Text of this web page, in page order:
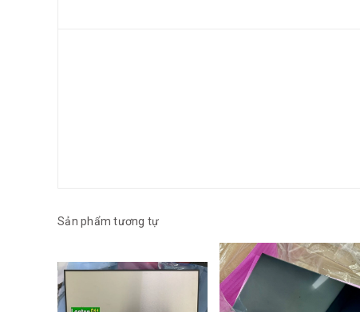
Sản phẩm tương tự